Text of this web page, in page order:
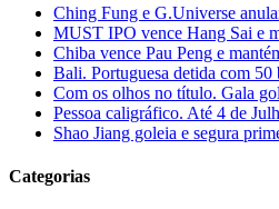
Ching Fung e G.Universe
MUST IPO vence Hang Sai e
Chiba vence Pau Peng e
Bali. Portuguesa detida com 50
Com os olhos no título. Gala
Pessoa caligráfico. Até 4 de
Shao Jiang goleia e segura
Categorias